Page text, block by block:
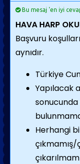
Bu mesaj 'en iyi
HAVA HARP
Başvuru
aynıdır.
Türkiye
Yapılacak
sonucunda
Herhangi
çıkmamış/